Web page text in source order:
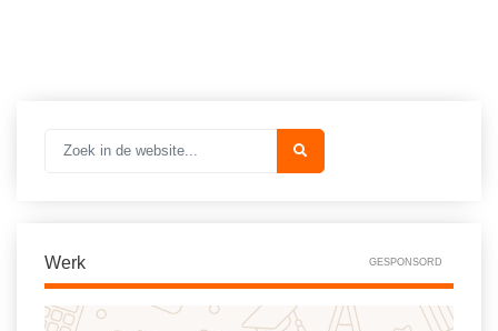
Godsdienstonderwijs
Kleurplaten
Mediawijsheid
Taalvaardigheid
MEER...
AI voor het onderwijs
Werk GESPONSORD